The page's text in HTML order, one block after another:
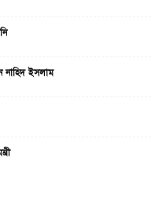
নাহিদ ইসলাম